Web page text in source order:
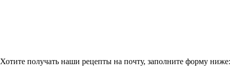
Хотите получать наши рецепты на почту, заполните форму ниже: